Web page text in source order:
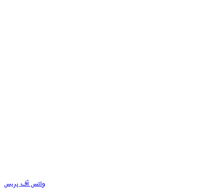
وائس آف پریس